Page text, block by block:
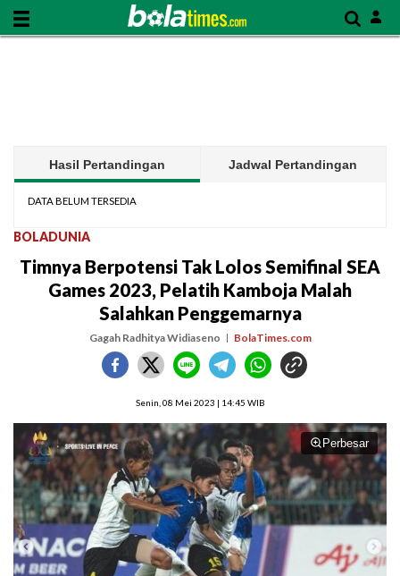
Hasil Pertandingan Jadwal Pertandingan
DATA BELUM TERSEDIA
BOLADUNIA
Timnya Berpotensi Tak Lolos Semifinal SEA
Games 2023, Pelatih Kamboja Malah
Salahkan Penggemarnya
Gagah Radhitya Widiaseno BolaTimes.com
Senin, 08 Mei 2023 | 14:45 WIB
Perbesar